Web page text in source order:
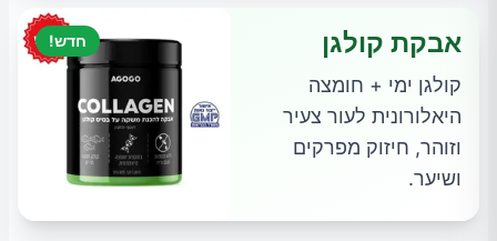
חדש! אבקת קולגן
קולגן ימי + חומצה
היאלורונית לעור צעיר
וזוהר, חיזוק מפרקים
ושיער.